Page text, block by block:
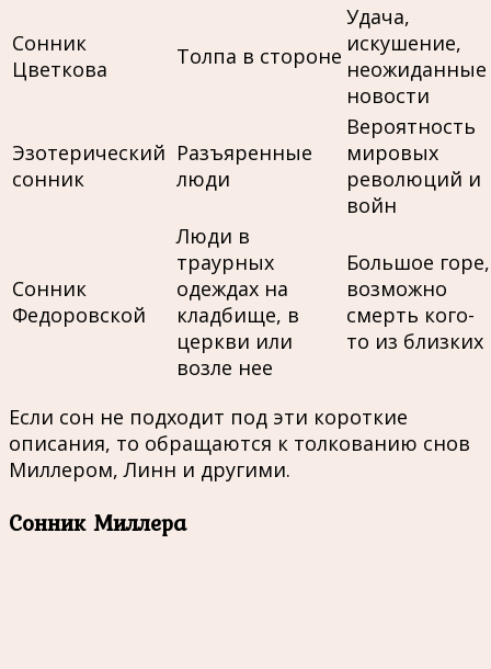
Сонник
Цветкова
Толпа в стороне
Удача,
искушение,
неожиданные
новости
Эзотерический
сонник
Разъяренные
люди
Вероятность
мировых
революций и
войн
Сонник
Федоровской
Люди в
траурных
одеждах на
кладбище, в
церкви или
возле нее
Большое горе,
возможно
смерть кого-
то из близких
Если сон не подходит под эти короткие
описания, то обращаются к толкованию снов
Миллером, Линн и другими.
Сонник Миллера